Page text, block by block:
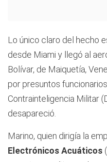
Lo único claro del hecho
desde Miami y llegó al
Bolívar, de Maiquetía,
por presuntos
Contrainteligencia Militar
desapareció.
Marino, quien dirigía la
Electrónicos Acuáticos